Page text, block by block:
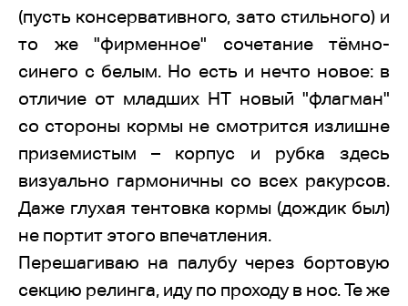
(пусть консервативного, зато стильного) и
то же "фирменное" сочетание тёмно-
синего с белым. Но есть и нечто новое: в
отличие от младших HT новый "флагман"
со стороны кормы не смотрится излишне
приземистым – корпус и рубка здесь
визуально гармоничны со всех ракурсов.
Даже глухая тентовка кормы (дождик был)
не портит этого впечатления.
Перешагиваю на палубу через бортовую
секцию релинга, иду по проходу в нос. Те же